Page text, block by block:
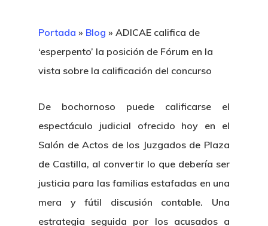
Portada » Blog » ADICAE califica de
‘esperpento’ la posición de Fórum en la
vista sobre la calificación del concurso
De bochornoso puede calificarse el
espectáculo judicial ofrecido hoy en el
Salón de Actos de los Juzgados de Plaza
de Castilla, al convertir lo que debería ser
justicia para las familias estafadas en una
mera y fútil discusión contable. Una
estrategia seguida por los acusados a